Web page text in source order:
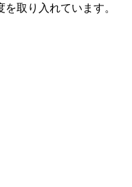
取り入れています。